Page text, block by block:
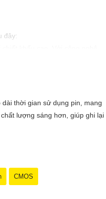
đây:
sự giám sát chuyên nghiệp.
thời gian sử dụng pin, mang
lượng sáng hơn, giúp ghi lại
CMOS